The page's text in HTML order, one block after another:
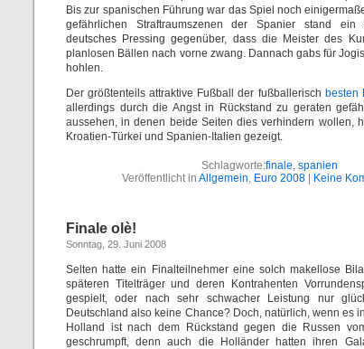
Bis zur spanischen Führung war das Spiel noch
gefährlichen Straftraumszenen der Spanier stand ein
deutsches Pressing gegenüber, dass die Meister des
planlosen Bällen nach vorne zwang. Dannach gabs für
hohlen.
Der größtenteils attraktive Fußball der fußballerisch besten
allerdings durch die Angst in Rückstand zu geraten
aussehen, in denen beide Seiten dies verhindern wollen,
Kroatien-Türkei und Spanien-Italien gezeigt.
Schlagworte:finale, spanien
Veröffentlicht in Allgemein, Euro 2008| Keine
Finale olè!
Sonntag, 29. Juni 2008
Selten hatte ein Finalteilnehmer eine solch makellose
späteren Titelträger und deren Kontrahenten
gespielt, oder nach sehr schwacher Leistung nur
Deutschland also keine Chance? Doch, natürlich, wenn es
Holland ist nach dem Rückstand gegen die Russen
geschrumpft, denn auch die Holländer hatten ihren